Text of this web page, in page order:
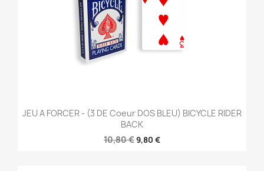
JEU A FORCER - (3 DE Coeur DOS BLEU) BICYCLE RIDER
BACK
10,80 €9,80 €